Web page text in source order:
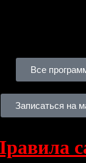
Все
Записаться на